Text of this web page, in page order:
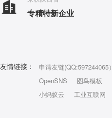
专精特新企业
友情链接： 申请友链(QQ:597244065）
OpenSNS
图鸟模板
小蚂蚁云
工业互联网